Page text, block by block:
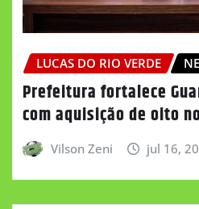
LUCAS DO RIO VERDE
Prefeitura fortalece
com aquisição de oito
Vilson Zeni jul 16,